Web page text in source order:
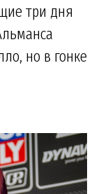
три дня
но в гонке